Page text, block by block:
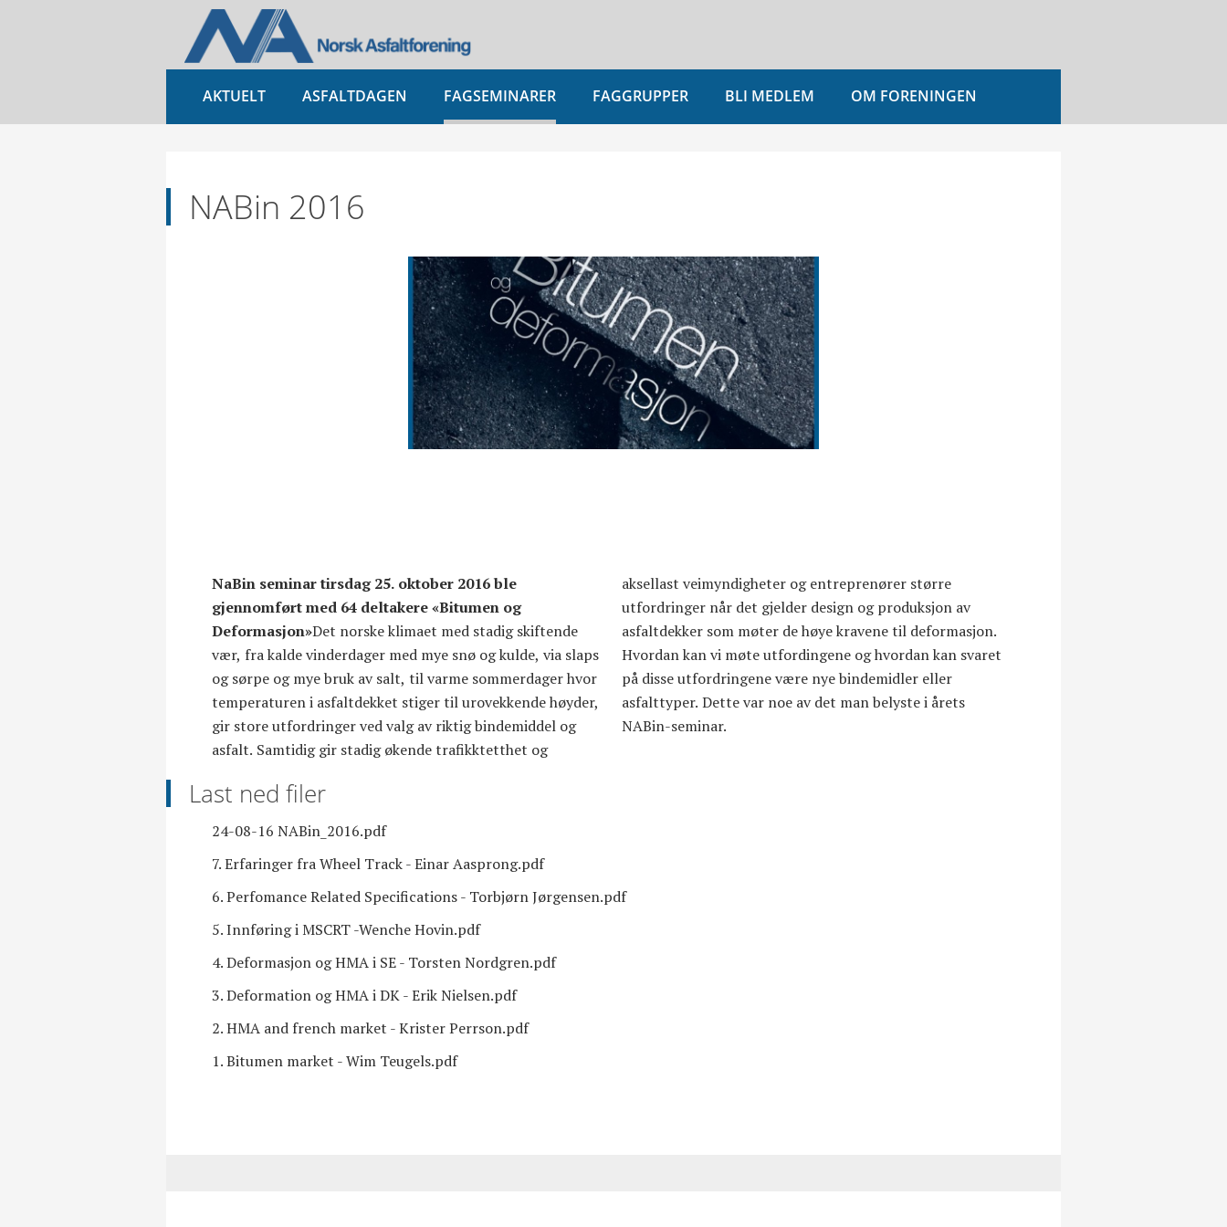
AKTUELT ASFALTDAGEN FAGSEMINARER FAGGRUPPER BLI MEDLEM OM FORENINGEN
NABin 2016
NaBin seminar tirsdag 25. oktober 2016 ble
gjennomført med 64 deltakere «Bitumen og
Deformasjon»Det norske klimaet med stadig skiftende
vær, fra kalde vinderdager med mye snø og kulde, via slaps
og sørpe og mye bruk av salt, til varme sommerdager hvor
temperaturen i asfaltdekket stiger til urovekkende høyder,
gir store utfordringer ved valg av riktig bindemiddel og
asfalt. Samtidig gir stadig økende trafikktetthet og
aksellast veimyndigheter og entreprenører større
utfordringer når det gjelder design og produksjon av
asfaltdekker som møter de høye kravene til deformasjon.
Hvordan kan vi møte utfordingene og hvordan kan svaret
på disse utfordringene være nye bindemidler eller
asfalttyper. Dette var noe av det man belyste i årets
NABin-seminar.
Last ned filer
24-08-16 NABin_2016.pdf
7. Erfaringer fra Wheel Track - Einar Aasprong.pdf
6. Perfomance Related Specifications - Torbjørn Jørgensen.pdf
5. Innføring i MSCRT -Wenche Hovin.pdf
4. Deformasjon og HMA i SE - Torsten Nordgren.pdf
3. Deformation og HMA i DK - Erik Nielsen.pdf
2. HMA and french market - Krister Perrson.pdf
1. Bitumen market - Wim Teugels.pdf